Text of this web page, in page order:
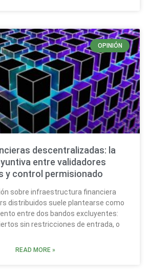
OPINIÓN
descentralizadas: la
entre validadores
y control permisionado
sobre infraestructura financiera
distribuidos suele plantearse como
entre dos bandos excluyentes:
sin restricciones de entrada, o
READ MORE »